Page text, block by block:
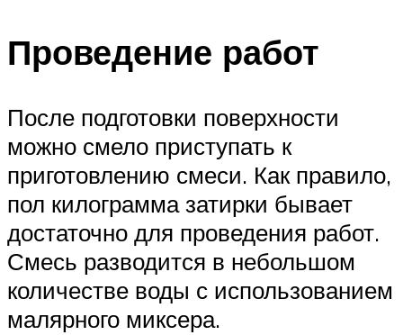
Проведение работ
После подготовки поверхности
можно смело приступать к
приготовлению смеси. Как правило,
пол килограмма затирки бывает
достаточно для проведения работ.
Смесь разводится в небольшом
количестве воды с использованием
малярного миксера.